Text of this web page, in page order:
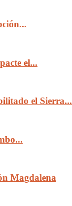
el...
el Sierra...
Magdalena